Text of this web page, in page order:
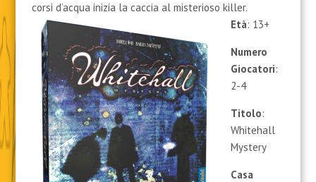
corsi d’acqua inizia la caccia al misterioso killer.
Età: 13+
Numero
Giocatori:
2-4
Titolo:
Whitehall
Mystery
Casa